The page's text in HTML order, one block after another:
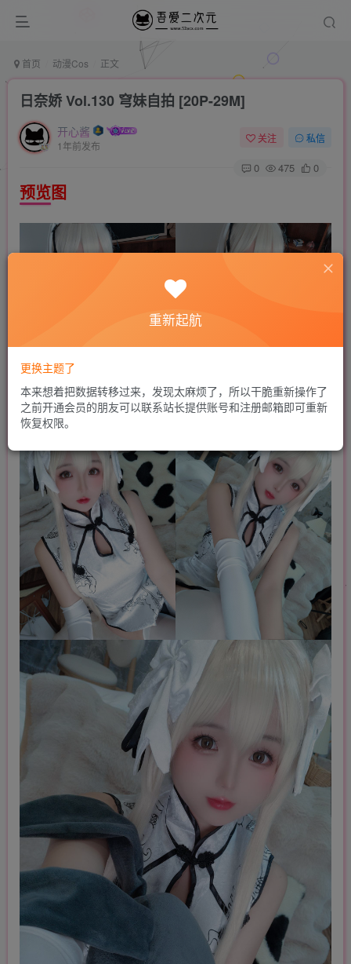
首页 动漫Cos 正文
日奈娇 Vol.130 穹妹自拍 [20P-29M]
开心酱
1年前发布
关注 私信
0 475 0
预览图
重新起航
更换主题了
本来想着把数据转移过来，发现太麻烦了，所以干脆重新操作了
之前开通会员的朋友可以联系站长提供账号和注册邮箱即可重新
恢复权限。